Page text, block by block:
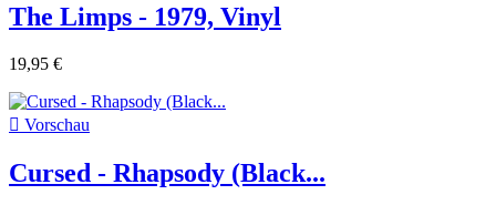
The Limps - 1979, Vinyl
19,95 €
 Vorschau
Cursed - Rhapsody (Black...